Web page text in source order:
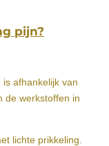
pijn?
afhankelijk van
de werkstoffen in
lichte prikkeling.